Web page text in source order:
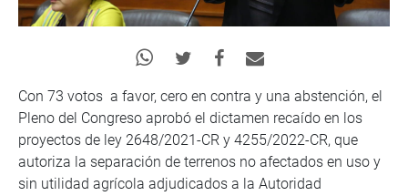
Con 73 votos a favor, cero en contra y una abstención, el
Pleno del Congreso aprobó el dictamen recaído en los
proyectos de ley 2648/2021-CR y 4255/2022-CR, que
autoriza la separación de terrenos no afectados en uso y
sin utilidad agrícola adjudicados a la Autoridad